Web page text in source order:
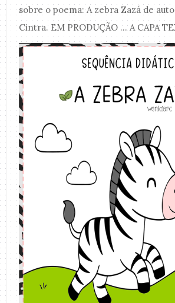
sobre o poema: A zebra Zazá de
Cintra. EM PRODUÇÃO ... A CAPA